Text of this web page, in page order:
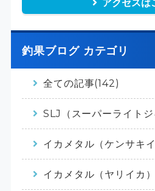
アクセスは
釣果ブログ カテゴリ
全ての記事(142)
SLJ（スーパーライト
イカメタル（ケンサキ
イカメタル（ヤリイカ